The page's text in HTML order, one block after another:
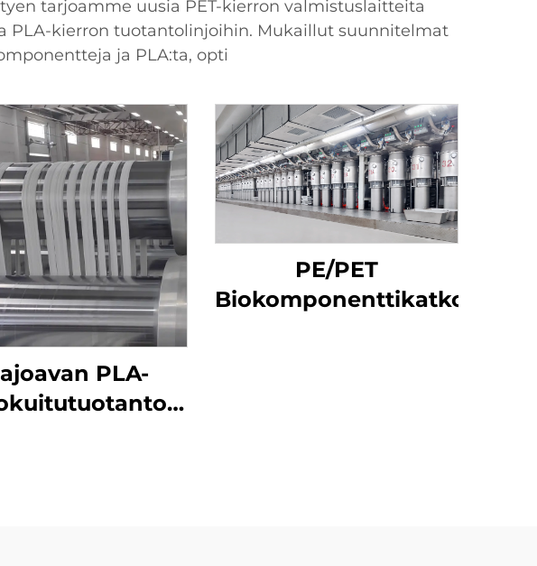
tarjoamme uusia PET-kierron valmistuslaitteita
PLA-kierron tuotantolinjoihin. Mukaillut suunnitelmat
ja PLA:ta, opti
PLA-
PE/PET